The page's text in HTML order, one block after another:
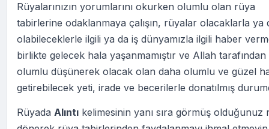
Rüyalarınızın yorumlarını okurken olumlu olan rüya
tabirlerine odaklanmaya çalışın, rüyalar olacaklarla ya
olabileceklerle ilgili ya da iş dünyamızla ilgili haber
birlikte gelecek hala yaşanmamıştır ve Allah
olumlu düşünerek olacak olan daha olumlu ve güzel
getirebilecek yeti, irade ve becerilerle donatılmış
Rüyada Alıntı kelimesinin yanı sıra görmüş olduğunuz